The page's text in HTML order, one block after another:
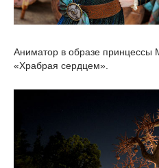
Аниматор в образе принцессы
«Храбрая сердцем».